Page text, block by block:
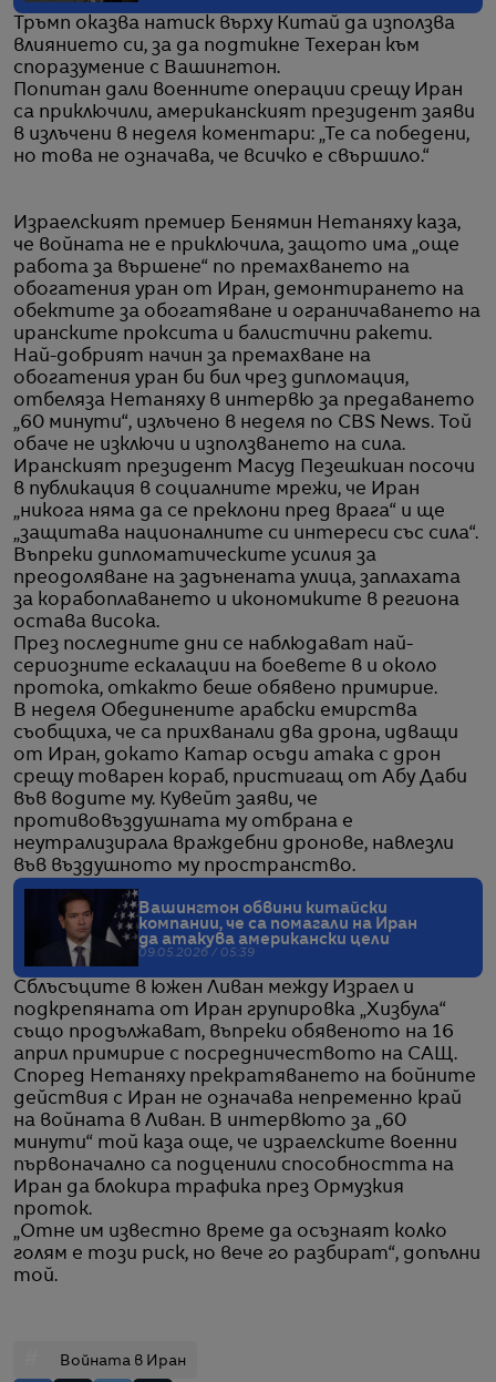
Тръмп оказва натиск върху Китай да използва
влиянието си, за да подтикне Техеран към
споразумение с Вашингтон.
Попитан дали военните операции срещу Иран
са приключили, американският президент заяви
в излъчени в неделя коментари: „Те са победени,
но това не означава, че всичко е свършило.“
Израелският премиер Бенямин Нетаняху каза,
че войната не е приключила, защото има „още
работа за вършене“ по премахването на
обогатения уран от Иран, демонтирането на
обектите за обогатяване и ограничаването на
иранските проксита и балистични ракети.
Най-добрият начин за премахване на
обогатения уран би бил чрез дипломация,
отбеляза Нетаняху в интервю за предаването
„60 минути“, излъчено в неделя по CBS News. Той
обаче не изключи и използването на сила.
Иранският президент Масуд Пезешкиан посочи
в публикация в социалните мрежи, че Иран
„никога няма да се преклони пред врага“ и ще
„защитава националните си интереси със сила“.
Въпреки дипломатическите усилия за
преодоляване на задънената улица, заплахата
за корабоплаването и икономиките в региона
остава висока.
През последните дни се наблюдават най-
сериозните ескалации на боевете в и около
протока, откакто беше обявено примирие.
В неделя Обединените арабски емирства
съобщиха, че са прихванали два дрона, идващи
от Иран, докато Катар осъди атака с дрон
срещу товарен кораб, пристигащ от Абу Даби
във водите му. Кувейт заяви, че
противовъздушната му отбрана е
неутрализирала враждебни дронове, навлезли
във въздушното му пространство.
Вашингтон обвини китайски
компании, че са помагали на Иран
да атакува американски цели
09.05.2026 / 05:39
Сблъсъците в южен Ливан между Израел и
подкрепяната от Иран групировка „Хизбула“
също продължават, въпреки обявеното на 16
април примирие с посредничеството на САЩ.
Според Нетаняху прекратяването на бойните
действия с Иран не означава непременно край
на войната в Ливан. В интервюто за „60
минути“ той каза още, че израелските военни
първоначално са подценили способността на
Иран да блокира трафика през Ормузкия
проток.
„Отне им известно време да осъзнаят колко
голям е този риск, но вече го разбират“, допълни
той.
Войната в Иран